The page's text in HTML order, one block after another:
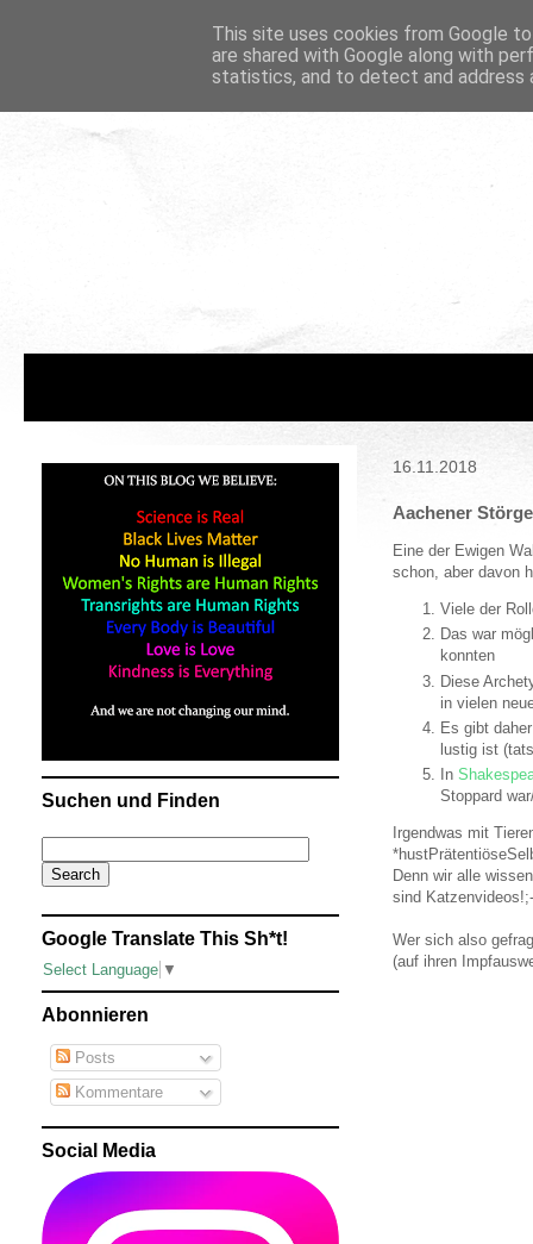
16.11.2018
Aachener
Eine der Ewigen
schon, aber davon
Viele der
Das war
konnten
Diese
in vielen
Es gibt
lustig ist
In
Stoppard
Irgendwas mit
Denn wir alle
sind
Wer sich also
(auf ihren
Suchen und Finden
Google Translate This Sh*t!
Select Language ▼
Abonnieren
Posts
Kommentare
Social Media
This site uses cookies from Google
are shared with Google along with
statistics, and to detect and address